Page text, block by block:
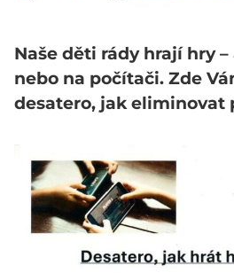
Naše děti rády hrají hry
nebo na počítači. Zde
desatero, jak eliminovat